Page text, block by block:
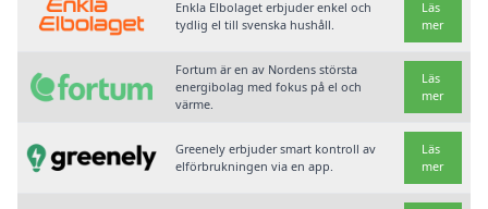
Enkla Elbolaget erbjuder enkel och
tydlig el till svenska hushåll.
Läs
mer
Fortum är en av Nordens största
energibolag med fokus på el och
värme.
Läs
mer
Greenely erbjuder smart kontroll av
elförbrukningen via en app.
Läs
mer